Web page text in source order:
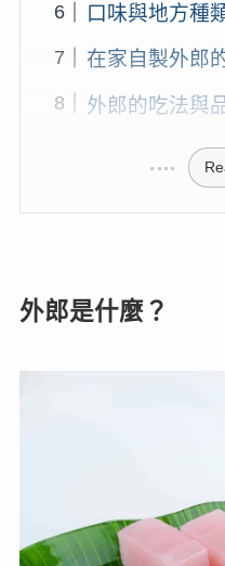
口味與地方種
在家自製外郎
外郎的吃法與
外郎是什麼？